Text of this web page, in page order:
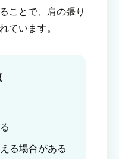
ことで、肩の張り
ています。
る場合がある